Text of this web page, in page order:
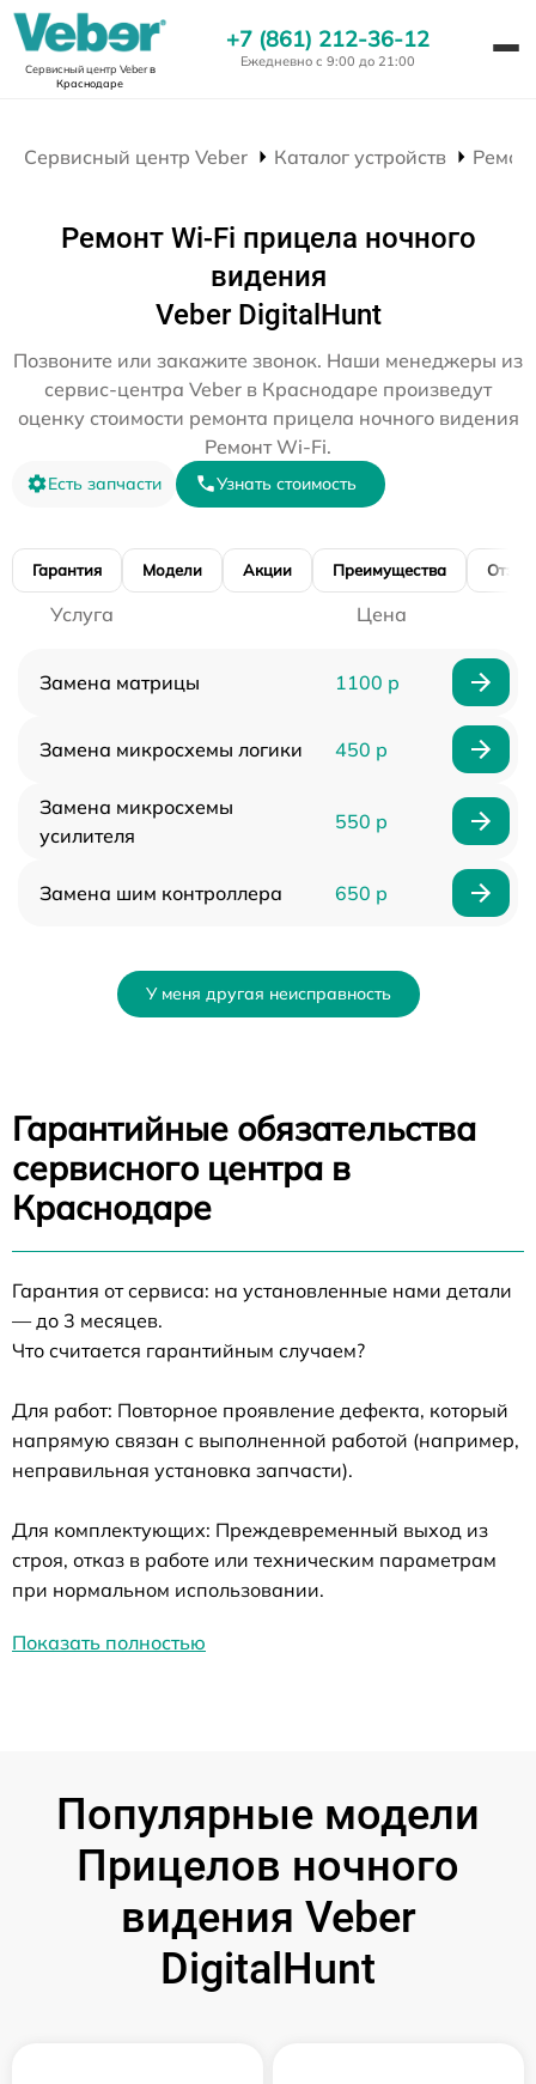
Сервисный центр Veberв
Краснодаре
+7 (861) 212-36-12
Ежедневно с 9:00 до 21:00
Сервисный центр Veber Каталог устройств
Ремонт Wi-Fi прицела ночного
видения
Veber DigitalHunt
Позвоните или закажите звонок. Наши менеджеры из
сервис-центра Veber в Краснодаре произведут
оценку стоимости ремонта прицела ночного видения
Ремонт Wi-Fi.
Есть запчасти Узнать стоимость
Гарантия Модели Акции Преимущества
Услуга Цена
Замена матрицы 1100 р
Замена микросхемы логики 450 р
Замена микросхемы
усилителя
550 р
Замена шим контроллера 650 р
У меня другая неисправность
Гарантийные обязательства
сервисного центра в
Краснодаре
Гарантия от сервиса: на установленные нами детали
— до 3 месяцев.
Что считается гарантийным случаем?
Для работ: Повторное проявление дефекта, который
напрямую связан с выполненной работой (например,
неправильная установка запчасти).
Для комплектующих: Преждевременный выход из
строя, отказ в работе или техническим параметрам
при нормальном использовании.
Показать полностью
Популярные модели
Прицелов ночного
видения Veber
DigitalHunt